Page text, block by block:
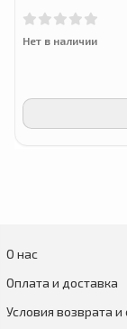
Нет в наличии
О нас
Оплата и доставка
Условия возврата